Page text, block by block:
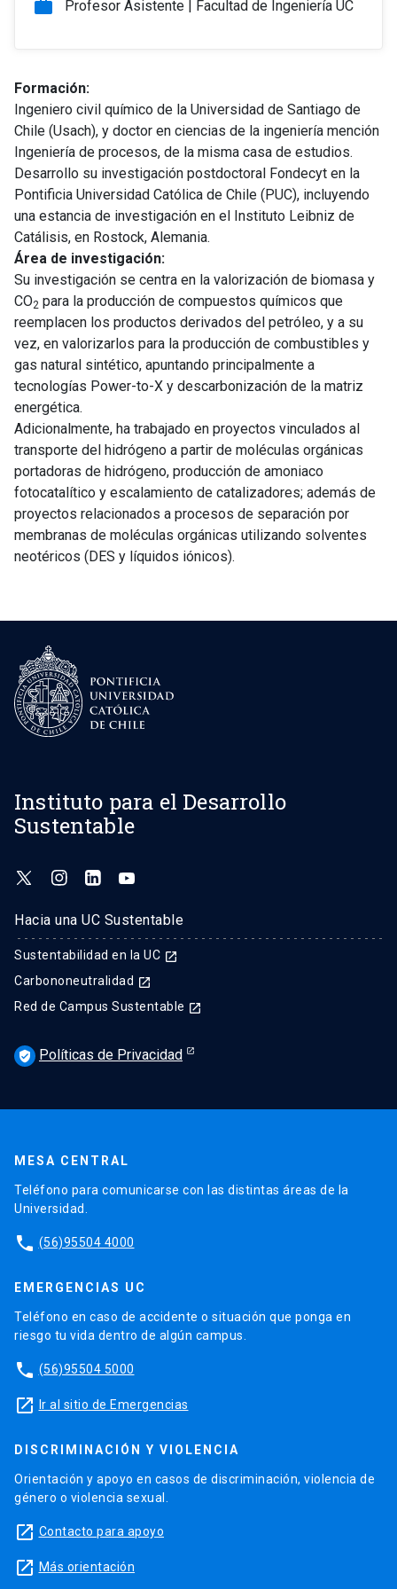
Formación:
Ingeniero civil químico de la Universidad de Santiago de
Chile (Usach), y doctor en ciencias de la ingeniería mención
Ingeniería de procesos, de la misma casa de estudios.
Desarrollo su investigación postdoctoral Fondecyt en la
Pontificia Universidad Católica de Chile (PUC), incluyendo
una estancia de investigación en el Instituto Leibniz de
Catálisis, en Rostock, Alemania.
Área de investigación:
Su investigación se centra en la valorización de biomasa y
CO2 para la producción de compuestos químicos que
reemplacen los productos derivados del petróleo, y a su
vez, en valorizarlos para la producción de combustibles y
gas natural sintético, apuntando principalmente a
tecnologías Power-to-X y descarbonización de la matriz
energética.
Adicionalmente, ha trabajado en proyectos vinculados al
transporte del hidrógeno a partir de moléculas orgánicas
portadoras de hidrógeno, producción de amoniaco
fotocatalítico y escalamiento de catalizadores; además de
proyectos relacionados a procesos de separación por
membranas de moléculas orgánicas utilizando solventes
neotéricos (DES y líquidos iónicos).
work Profesor Asistente | Facultad de Ingeniería UC
Instituto para el Desarrollo
Sustentable
Hacia una UC Sustentable
Sustentabilidad en la UC launch
Carbononeutralidad launch
Red de Campus Sustentable launch
verified_user Políticas de Privacidad
MESA CENTRAL
Teléfono para comunicarse con las distintas áreas de la
Universidad.
phone (56)95504 4000
EMERGENCIAS UC
Teléfono en caso de accidente o situación que ponga en
riesgo tu vida dentro de algún campus.
phone (56)95504 5000
launch Ir al sitio de Emergencias
DISCRIMINACIÓN Y VIOLENCIA
Orientación y apoyo en casos de discriminación, violencia de
género o violencia sexual.
launch Contacto para apoyo
launch Más orientación